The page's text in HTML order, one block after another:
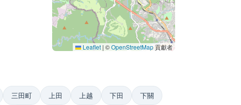
Leaflet | ©OpenStreetMap貢獻者
三田町 上田 上越 下田 下關